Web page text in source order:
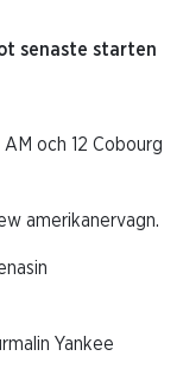
senaste starten
AM och 12 Cobourg
amerikanervagn.
Yankee